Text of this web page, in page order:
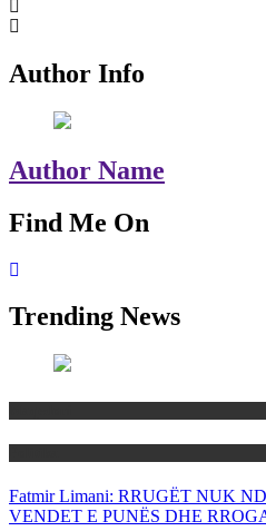
Author Info
Author Name
Find Me On
Trending News
Fatmir Limani: RRUGËT NUK
VENDET E PUNËS DHE